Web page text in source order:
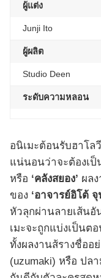
ผู้แต่ง
Junji Ito
ผู้ผลิต
Studio Deen
ระดับความหลอน
อนิเมะต้อนรับฮาโล
แน่นอนว่าจะต้องเป็
หรือ ‘คลังสยอง’ ผล
ของ ‘อาจารย์อิโต้ จุ
หัวลุกผ่านลายเส้นอั
เมะจะถูกแบ่งเป็นต
ทั้งผลงานส้รางชื่ออ
(uzumaki) หรือ ปล